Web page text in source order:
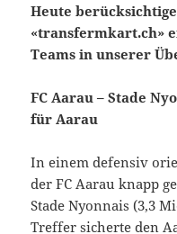
Heute
«transfermkart.ch»
Teams in unserer
FC Aarau – Stade
für Aarau
In einem defensiv
der FC Aarau knapp
Stade Nyonnais (3,3
Treffer sicherte den